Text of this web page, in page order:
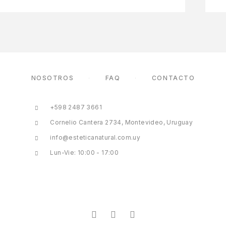
NOSOTROS FAQ CONTACTO
+598 2487 3661
Cornelio Cantera 2734, Montevideo, Uruguay
info@esteticanatural.com.uy
Lun-Vie: 10:00 - 17:00